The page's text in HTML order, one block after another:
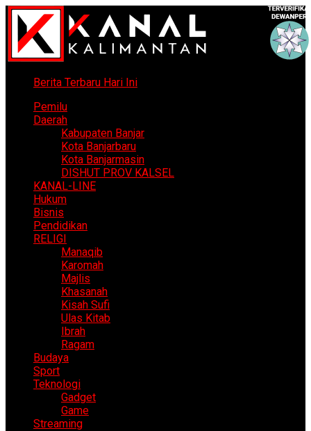
Berita Terbaru Hari Ini
Pemilu
Daerah
Kabupaten Banjar
Kota Banjarbaru
Kota Banjarmasin
DISHUT PROV KALSEL
KANAL-LINE
Hukum
Bisnis
Pendidikan
RELIGI
Manaqib
Karomah
Majlis
Khasanah
Kisah Sufi
Ulas Kitab
Ibrah
Ragam
Budaya
Sport
Teknologi
Gadget
Game
Streaming